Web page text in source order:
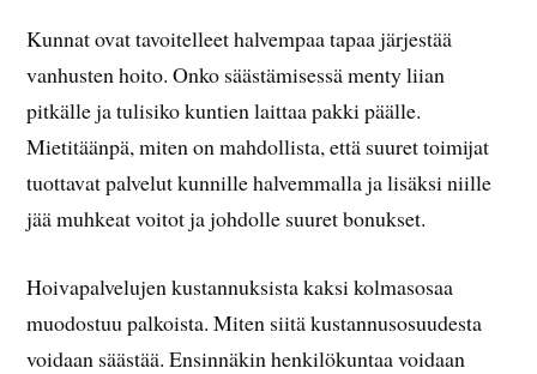
Kunnat ovat tavoitelleet halvempaa tapaa järjestää
vanhusten hoito. Onko säästämisessä menty liian
pitkälle ja tulisiko kuntien laittaa pakki päälle.
Mietitäänpä, miten on mahdollista, että suuret toimijat
tuottavat palvelut kunnille halvemmalla ja lisäksi niille
jää muhkeat voitot ja johdolle suuret bonukset.
Hoivapalvelujen kustannuksista kaksi kolmasosaa
muodostuu palkoista. Miten siitä kustannusosuudesta
voidaan säästää. Ensinnäkin henkilökuntaa voidaan